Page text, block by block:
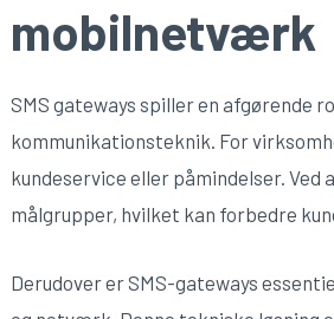
mobilnetværk
SMS gateways spiller en
kommunikationsteknik. For
kundeservice eller påmindelser.
målgrupper, hvilket kan forbedre
Derudover er SMS-gateways